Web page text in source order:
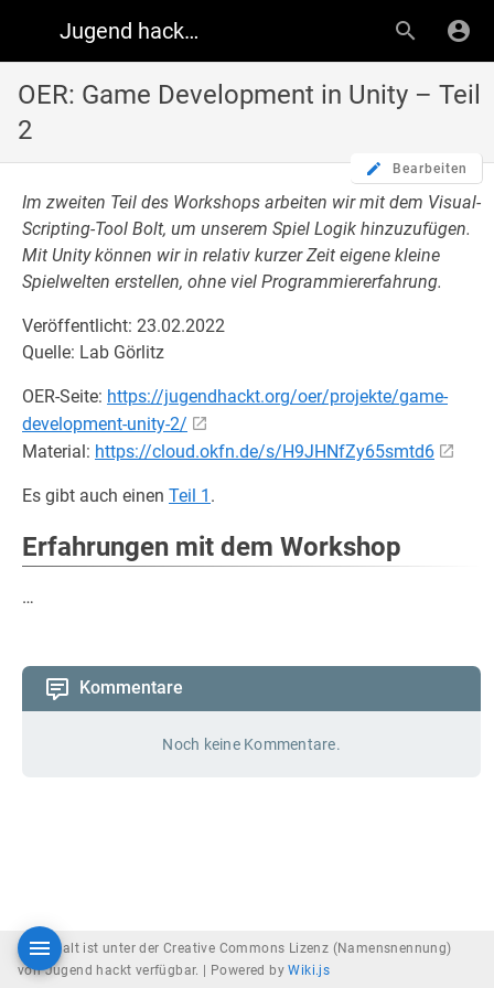
Jugend hackt Wiki
OER: Game Development in Unity – Teil
2
Bearbeiten
Im zweiten Teil des Workshops arbeiten wir mit dem Visual-
Scripting-Tool Bolt, um unserem Spiel Logik hinzuzufügen.
Mit Unity können wir in relativ kurzer Zeit eigene kleine
Spielwelten erstellen, ohne viel Programmiererfahrung.
Veröffentlicht: 23.02.2022
Quelle: Lab Görlitz
OER-Seite: https://jugendhackt.org/oer/projekte/game-
development-unity-2/
Material: https://cloud.okfn.de/s/H9JHNfZy65smtd6
Es gibt auch einen Teil 1 .
Erfahrungen mit dem Workshop
…
Kommentare
Noch keine Kommentare.
Der Inhalt ist unter der Creative Commons Lizenz (Namensnennung)
von Jugend hackt verfügbar. |
Powered byWiki.js